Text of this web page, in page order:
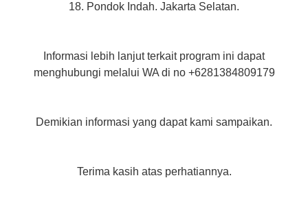
18. Pondok Indah. Jakarta Selatan.
Informasi lebih lanjut terkait program ini dapat
menghubungi melalui WA di no +6281384809179
Demikian informasi yang dapat kami sampaikan.
Terima kasih atas perhatiannya.